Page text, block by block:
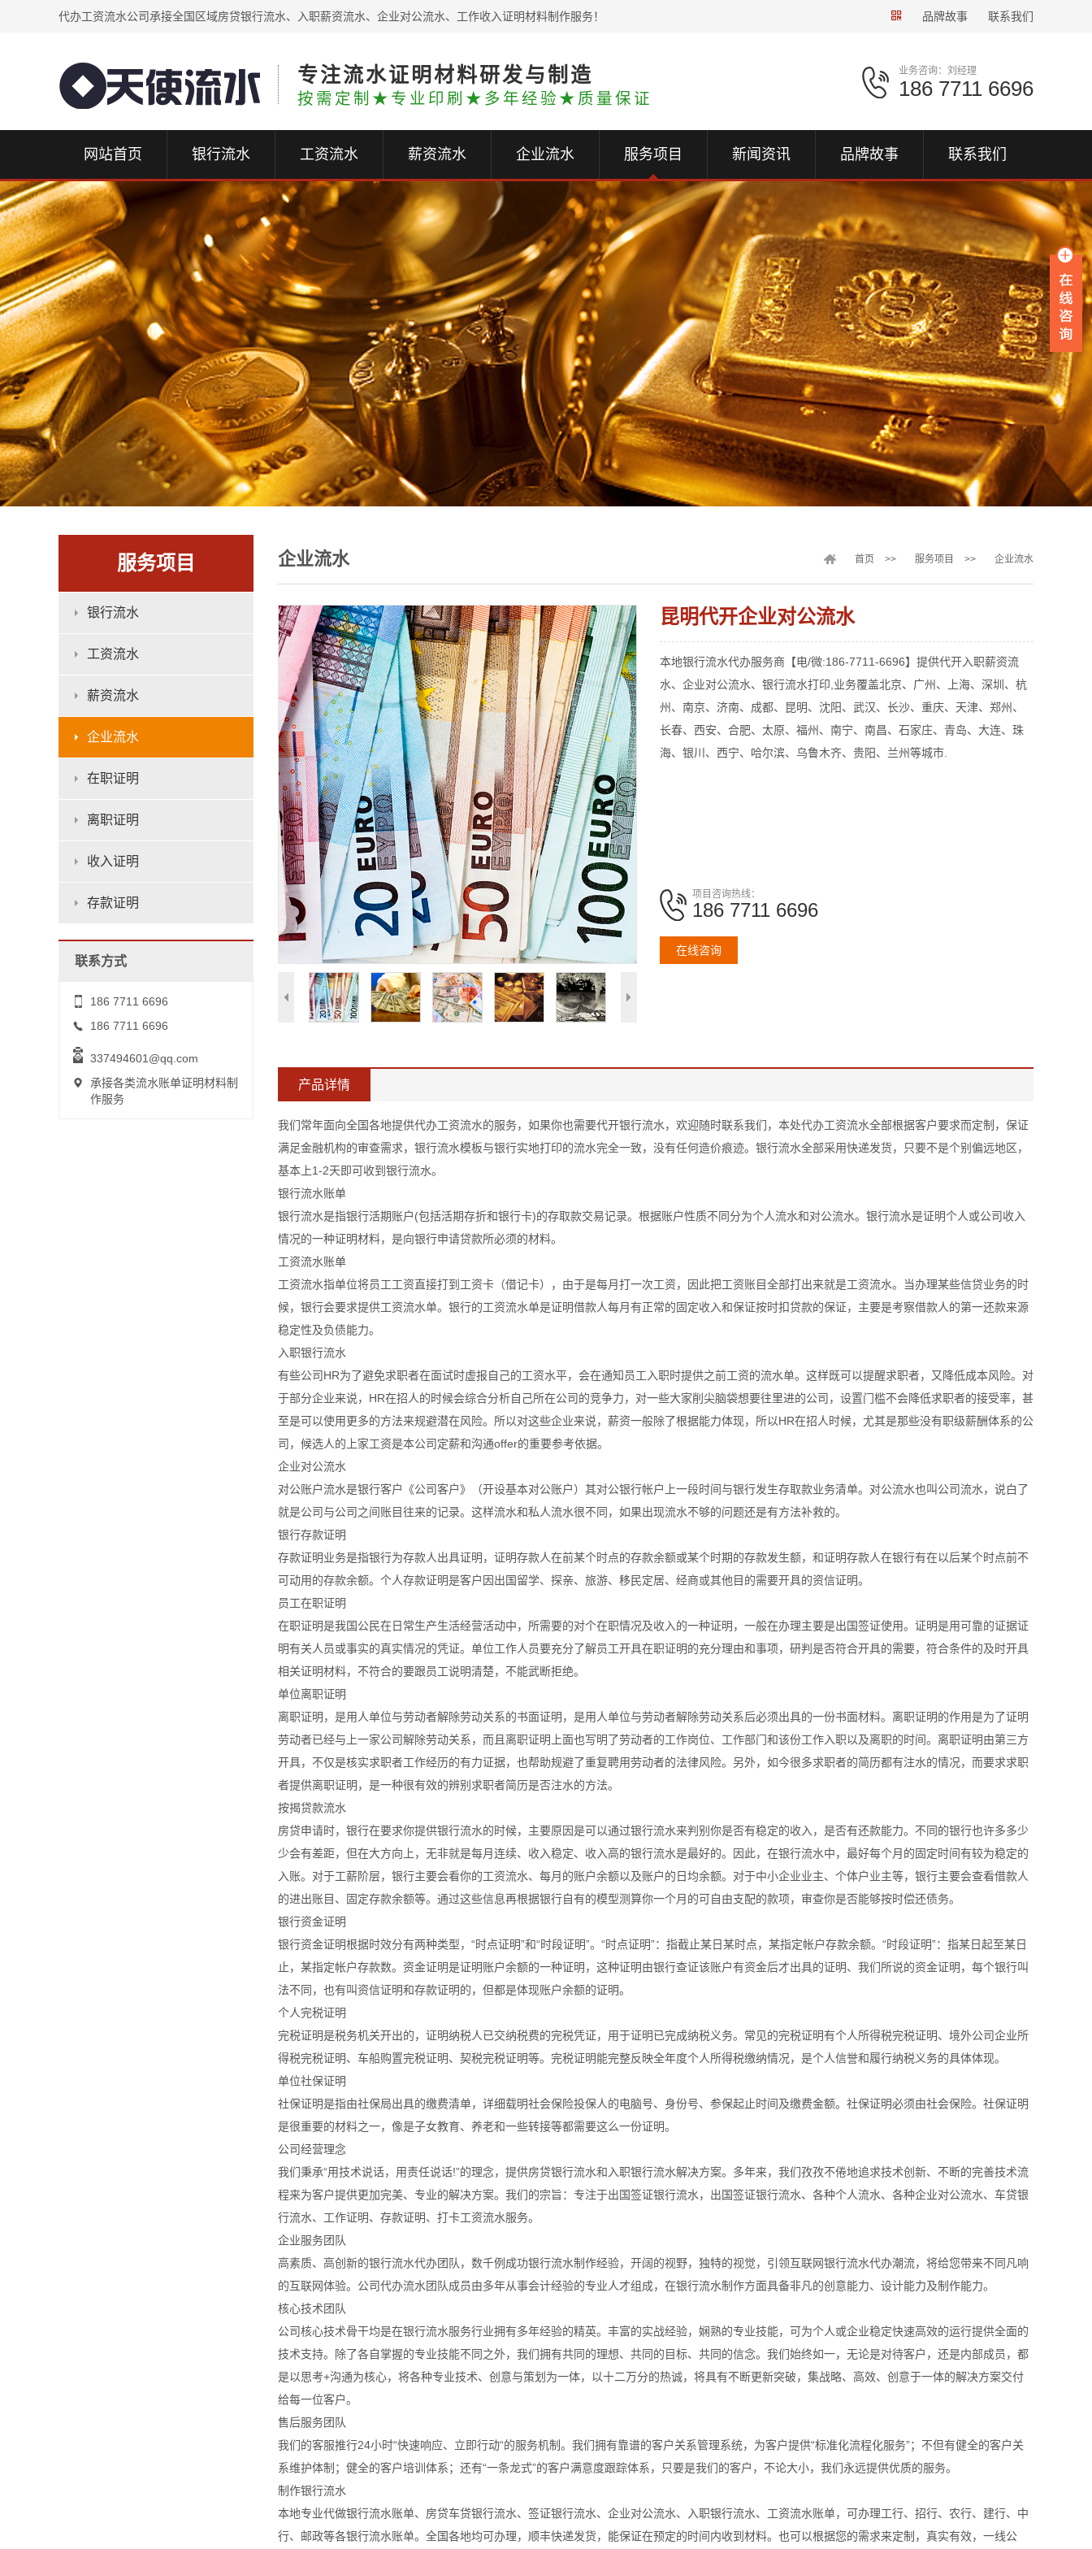
代办工资流水公司承接全国区域房贷银行流水、入职薪资流水、企业对公流水、工作收入证明材料制作服务！ 品牌故事 联系我们
专注流水证明材料研发与制造
按需定制★专业印刷★多年经验★质量保证
业务咨询：刘经理
186 7711 6696
网站首页 银行流水 工资流水 薪资流水 企业流水 服务项目 新闻资讯 品牌故事 联系我们
服务项目
银行流水
工资流水
薪资流水
企业流水
在职证明
离职证明
收入证明
存款证明
联系方式
186 7711 6696
186 7711 6696
337494601@qq.com
承接各类流水账单证明材料制
作服务
企业流水 首页 >> 服务项目 >> 企业流水
昆明代开企业对公流水
本地银行流水代办服务商【电/微:186-7711-6696】提供代开入职薪资流
水、企业对公流水、银行流水打印,业务覆盖北京、广州、上海、深圳、杭
州、南京、济南、成都、昆明、沈阳、武汉、长沙、重庆、天津、郑州、
长春、西安、合肥、太原、福州、南宁、南昌、石家庄、青岛、大连、珠
海、银川、西宁、哈尔滨、乌鲁木齐、贵阳、兰州等城市.
项目咨询热线：
186 7711 6696
在线咨询
产品详情
我们常年面向全国各地提供代办工资流水的服务，如果你也需要代开银行流水，欢迎随时联系我们，本处代办工资流水全部根据客户要求而定制，保证
满足金融机构的审查需求，银行流水模板与银行实地打印的流水完全一致，没有任何造价痕迹。银行流水全部采用快递发货，只要不是个别偏远地区，
基本上1-2天即可收到银行流水。
银行流水账单
银行流水是指银行活期账户(包括活期存折和银行卡)的存取款交易记录。根据账户性质不同分为个人流水和对公流水。银行流水是证明个人或公司收入
情况的一种证明材料，是向银行申请贷款所必须的材料。
工资流水账单
工资流水指单位将员工工资直接打到工资卡（借记卡），由于是每月打一次工资，因此把工资账目全部打出来就是工资流水。当办理某些信贷业务的时
候，银行会要求提供工资流水单。银行的工资流水单是证明借款人每月有正常的固定收入和保证按时扣贷款的保证，主要是考察借款人的第一还款来源
稳定性及负债能力。
入职银行流水
有些公司HR为了避免求职者在面试时虚报自己的工资水平，会在通知员工入职时提供之前工资的流水单。这样既可以提醒求职者，又降低成本风险。对
于部分企业来说，HR在招人的时候会综合分析自己所在公司的竞争力，对一些大家削尖脑袋想要往里进的公司，设置门槛不会降低求职者的接受率，甚
至是可以使用更多的方法来规避潜在风险。所以对这些企业来说，薪资一般除了根据能力体现，所以HR在招人时候，尤其是那些没有职级薪酬体系的公
司，候选人的上家工资是本公司定薪和沟通offer的重要参考依据。
企业对公流水
对公账户流水是银行客户《公司客户》（开设基本对公账户）其对公银行帐户上一段时间与银行发生存取款业务清单。对公流水也叫公司流水，说白了
就是公司与公司之间账目往来的记录。这样流水和私人流水很不同，如果出现流水不够的问题还是有方法补救的。
银行存款证明
存款证明业务是指银行为存款人出具证明，证明存款人在前某个时点的存款余额或某个时期的存款发生额，和证明存款人在银行有在以后某个时点前不
可动用的存款余额。个人存款证明是客户因出国留学、探亲、旅游、移民定居、经商或其他目的需要开具的资信证明。
员工在职证明
在职证明是我国公民在日常生产生活经营活动中，所需要的对个在职情况及收入的一种证明，一般在办理主要是出国签证使用。证明是用可靠的证据证
明有关人员或事实的真实情况的凭证。单位工作人员要充分了解员工开具在职证明的充分理由和事项，研判是否符合开具的需要，符合条件的及时开具
相关证明材料，不符合的要跟员工说明清楚，不能武断拒绝。
单位离职证明
离职证明，是用人单位与劳动者解除劳动关系的书面证明，是用人单位与劳动者解除劳动关系后必须出具的一份书面材料。离职证明的作用是为了证明
劳动者已经与上一家公司解除劳动关系，而且离职证明上面也写明了劳动者的工作岗位、工作部门和该份工作入职以及离职的时间。离职证明由第三方
开具，不仅是核实求职者工作经历的有力证据，也帮助规避了重复聘用劳动者的法律风险。另外，如今很多求职者的简历都有注水的情况，而要求求职
者提供离职证明，是一种很有效的辨别求职者简历是否注水的方法。
按揭贷款流水
房贷申请时，银行在要求你提供银行流水的时候，主要原因是可以通过银行流水来判别你是否有稳定的收入，是否有还款能力。不同的银行也许多多少
少会有差距，但在大方向上，无非就是每月连续、收入稳定、收入高的银行流水是最好的。因此，在银行流水中，最好每个月的固定时间有较为稳定的
入账。对于工薪阶层，银行主要会看你的工资流水、每月的账户余额以及账户的日均余额。对于中小企业业主、个体户业主等，银行主要会查看借款人
的进出账目、固定存款余额等。通过这些信息再根据银行自有的模型测算你一个月的可自由支配的款项，审查你是否能够按时偿还债务。
银行资金证明
银行资金证明根据时效分有两种类型，“时点证明”和“时段证明”。“时点证明”：指截止某日某时点，某指定帐户存款余额。“时段证明”：指某日起至某日
止，某指定帐户存款数。资金证明是证明账户余额的一种证明，这种证明由银行查证该账户有资金后才出具的证明、我们所说的资金证明，每个银行叫
法不同，也有叫资信证明和存款证明的，但都是体现账户余额的证明。
个人完税证明
完税证明是税务机关开出的，证明纳税人已交纳税费的完税凭证，用于证明已完成纳税义务。常见的完税证明有个人所得税完税证明、境外公司企业所
得税完税证明、车船购置完税证明、契税完税证明等。完税证明能完整反映全年度个人所得税缴纳情况，是个人信誉和履行纳税义务的具体体现。
单位社保证明
社保证明是指由社保局出具的缴费清单，详细载明社会保险投保人的电脑号、身份号、参保起止时间及缴费金额。社保证明必须由社会保险。社保证明
是很重要的材料之一，像是子女教育、养老和一些转接等都需要这么一份证明。
公司经营理念
我们秉承“用技术说话，用责任说话!”的理念，提供房贷银行流水和入职银行流水解决方案。多年来，我们孜孜不倦地追求技术创新、不断的完善技术流
程来为客户提供更加完美、专业的解决方案。我们的宗旨：专注于出国签证银行流水，出国签证银行流水、各种个人流水、各种企业对公流水、车贷银
行流水、工作证明、存款证明、打卡工资流水服务。
企业服务团队
高素质、高创新的银行流水代办团队，数千例成功银行流水制作经验，开阔的视野，独特的视觉，引领互联网银行流水代办潮流，将给您带来不同凡响
的互联网体验。公司代办流水团队成员由多年从事会计经验的专业人才组成，在银行流水制作方面具备非凡的创意能力、设计能力及制作能力。
核心技术团队
公司核心技术骨干均是在银行流水服务行业拥有多年经验的精英。丰富的实战经验，娴熟的专业技能，可为个人或企业稳定快速高效的运行提供全面的
技术支持。除了各自掌握的专业技能不同之外，我们拥有共同的理想、共同的目标、共同的信念。我们始终如一，无论是对待客户，还是内部成员，都
是以思考+沟通为核心，将各种专业技术、创意与策划为一体，以十二万分的热诚，将具有不断更新突破，集战略、高效、创意于一体的解决方案交付
给每一位客户。
售后服务团队
我们的客服推行24小时“快速响应、立即行动“的服务机制。我们拥有靠谱的客户关系管理系统，为客户提供“标准化流程化服务”；不但有健全的客户关
系维护体制；健全的客户培训体系；还有“一条龙式”的客户满意度跟踪体系，只要是我们的客户，不论大小，我们永远提供优质的服务。
制作银行流水
本地专业代做银行流水账单、房贷车贷银行流水、签证银行流水、企业对公流水、入职银行流水、工资流水账单，可办理工行、招行、农行、建行、中
行、邮政等各银行流水账单。全国各地均可办理，顺丰快递发货，能保证在预定的时间内收到材料。也可以根据您的需求来定制，真实有效，一线公